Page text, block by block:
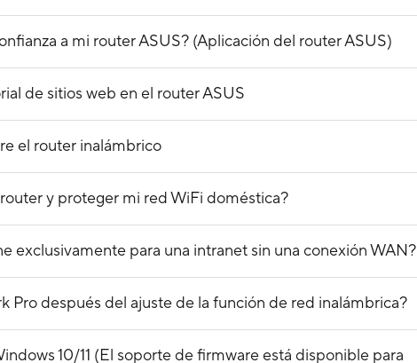
a mi router ASUS? (Aplicación del router ASUS)
de sitios web en el router ASUS
el router inalámbrico
y proteger mi red WiFi doméstica?
exclusivamente para una intranet sin una conexión WAN?
después del ajuste de la función de red inalámbrica?
10/11 (El soporte de firmware está disponible para